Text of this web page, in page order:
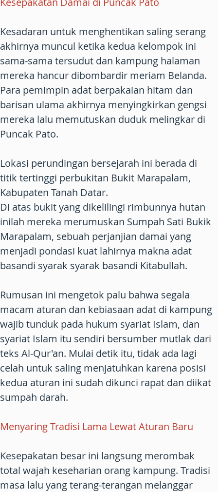
Kesadaran untuk menghentikan saling serang
akhirnya muncul ketika kedua kelompok ini
sama-sama tersudut dan kampung halaman
mereka hancur dibombardir meriam Belanda.
Para pemimpin adat berpakaian hitam dan
barisan ulama akhirnya menyingkirkan gengsi
mereka lalu memutuskan duduk melingkar di
Puncak Pato.
Lokasi perundingan bersejarah ini berada di
titik tertinggi perbukitan Bukit Marapalam,
Kabupaten Tanah Datar.
Di atas bukit yang dikelilingi rimbunnya hutan
inilah mereka merumuskan Sumpah Sati Bukik
Marapalam, sebuah perjanjian damai yang
menjadi pondasi kuat lahirnya makna adat
basandi syarak syarak basandi Kitabullah.
Rumusan ini mengetok palu bahwa segala
macam aturan dan kebiasaan adat di kampung
wajib tunduk pada hukum syariat Islam, dan
syariat Islam itu sendiri bersumber mutlak dari
teks Al-Qur'an. Mulai detik itu, tidak ada lagi
celah untuk saling menjatuhkan karena posisi
kedua aturan ini sudah dikunci rapat dan diikat
sumpah darah.
Menyaring Tradisi Lama Lewat Aturan Baru
Kesepakatan besar ini langsung merombak
total wajah keseharian orang kampung. Tradisi
masa lalu yang terang-terangan melanggar